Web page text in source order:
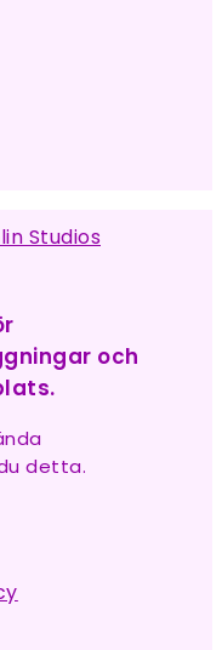
Studios
och
detta.